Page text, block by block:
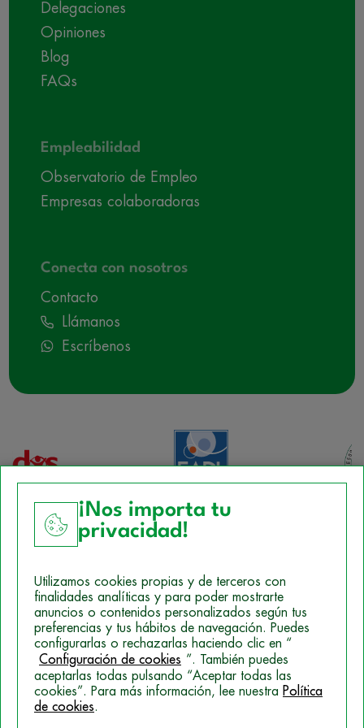
Delegaciones
Opiniones
Blog
FAQs
Empleabilidad
Observatorio de Empleo
Empresas colaboradoras
Conecta con nosotros
Contacto
Llámanos
Escríbenos
Política de Cookies
Mapa del sitio
Politica de Privacidad
© 2026 Campus Training
¡Nos importa tu
privacidad!
Utilizamos cookies propias y de terceros con
finalidades analíticas y para poder mostrarte
anuncios o contenidos personalizados según tus
preferencias y tus hábitos de navegación. Puedes
configurarlas o rechazarlas haciendo clic en “
Configuración de cookies ”. También puedes
aceptarlas todas pulsando “Aceptar todas las
cookies”. Para más información, lee nuestra Política
de cookies.